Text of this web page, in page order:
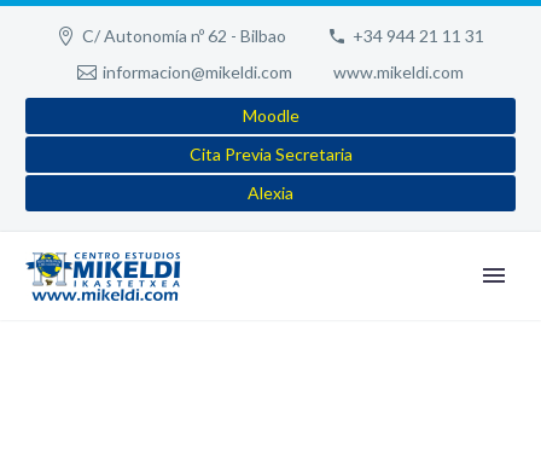
C/ Autonomía nº 62 - Bilbao
+34 944 21 11 31
informacion@mikeldi.com
www.mikeldi.com
Moodle
Cita Previa Secretaria
Alexia